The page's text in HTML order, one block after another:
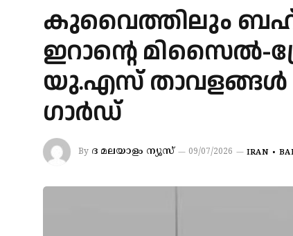
കുവൈത്തിലും
ഇറാന്റെ
യു.എസ് താവളങ്ങൾ
ഗാർഡ്
By ദ മലയാളം ന്യൂസ് 09/07/2026 IRAN